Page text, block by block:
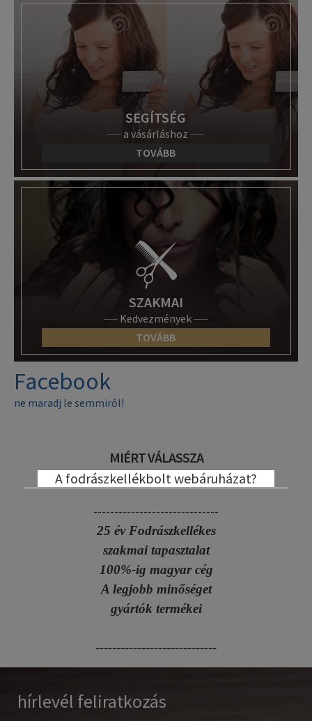
SEGÍTSÉG
a vásárláshoz
TOVÁBB
SZAKMAI
Kedvezmények
TOVÁBB
Facebook
ne maradj le semmiről!
MIÉRT VÁLASSZA
A fodrászkellékbolt webáruházat?
------------------------------
25 év Fodrászkellékes
szakmai tapasztalat
100%-ig magyar cég
A legjobb minőséget
gyártók termékei
-----------------------------
hírlevél feliratkozás